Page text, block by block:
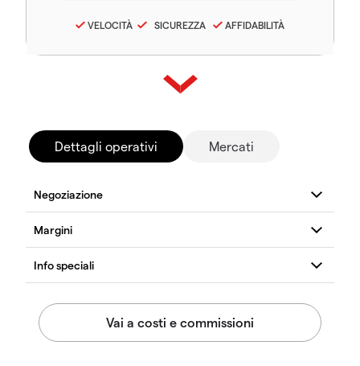
VELOCITÀ SICUREZZA AFFIDABILITÀ
Dettagli operativi Mercati